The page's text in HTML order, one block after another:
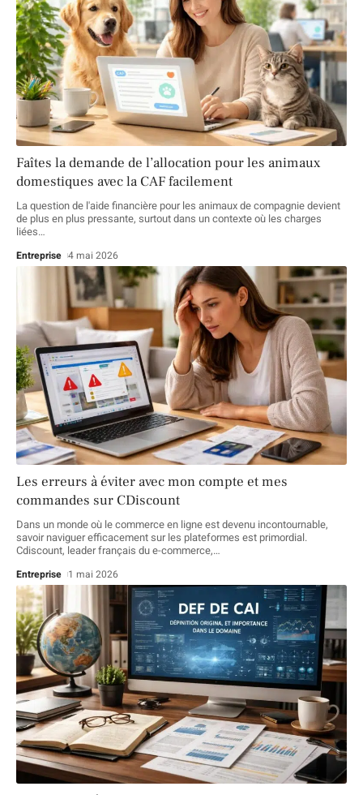
Faîtes la demande de l’allocation pour les animaux
domestiques avec la CAF facilement
La question de l'aide financière pour les animaux de compagnie devient
de plus en plus pressante, surtout dans un contexte où les charges
liées…
Entreprise 4 mai 2026
Les erreurs à éviter avec mon compte et mes
commandes sur CDiscount
Dans un monde où le commerce en ligne est devenu incontournable,
savoir naviguer efficacement sur les plateformes est primordial.
Cdiscount, leader français du e-commerce,…
Entreprise 1 mai 2026